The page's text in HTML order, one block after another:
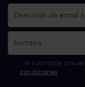
Se suscribió con éxito.
El campo de
La dirección de
Ha habido un fallo
¡Ya te has suscrito
Acepta los
Al suscribirte a
condiciones.